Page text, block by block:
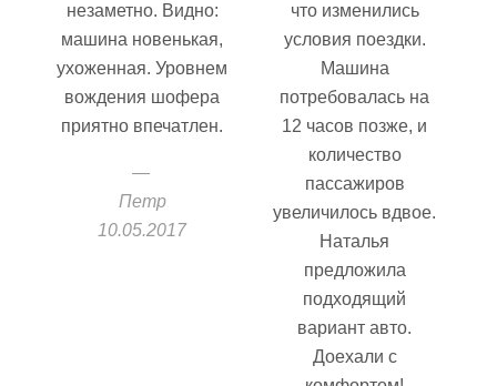
незаметно. Видно:
машина новенькая,
ухоженная. Уровнем
вождения шофера
приятно впечатлен.
Петр
10.05.2017
что изменились
условия поездки.
Машина
потребовалась на
12 часов позже, и
количество
пассажиров
увеличилось вдвое.
Наталья
предложила
подходящий
вариант авто.
Доехали с